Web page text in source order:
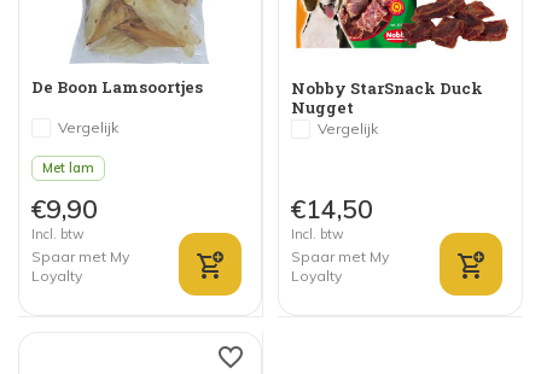
De Boon Lamsoortjes
Vergelijk
Met lam
€9,90
Incl. btw
Spaar met My
Loyalty
Nobby StarSnack Duck
Nugget
Vergelijk
€14,50
Incl. btw
Spaar met My
Loyalty